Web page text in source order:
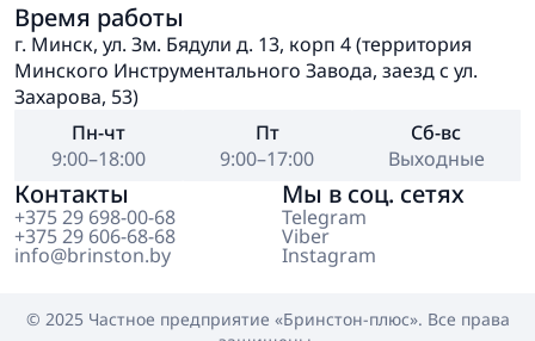
Время работы
г. Минск, ул. Зм. Бядули д. 13, корп 4 (территория
Минского Инструментального Завода, заезд с ул.
Захарова, 53)
Пн-чт
9:00–18:00
Пт
9:00–17:00
Сб-вс
Выходные
Контакты
+375 29 698-00-68
+375 29 606-68-68
info@brinston.by
Мы в соц. сетях
Telegram
Viber
Instagram
© 2025 Частное предприятие «Бринстон-плюс». Все права